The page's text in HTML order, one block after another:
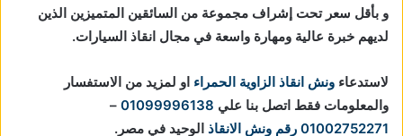
و بأقل سعر تحت إشراف مجموعة من السائقين المتميزين الذين
لديهم خبرة عالية ومهارة واسعة في مجال انقاذ السيارات.
لاستدعاء ونش انقاذ الزاوية الحمراء او لمزيد من الاستفسار
والمعلومات فقط اتصل بنا علي 01099996138
–
01002752271 رقم ونش الانقاذ الوحيد في مصر.